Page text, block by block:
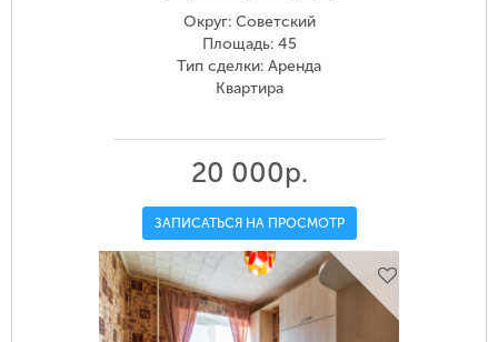
Округ: Советский
Площадь: 45
Тип сделки: Аренда
Квартира
20 000р.
ЗАПИСАТЬСЯ НА ПРОСМОТР